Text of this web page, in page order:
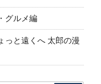
グルメ編
っと遠くへ 太郎の漫